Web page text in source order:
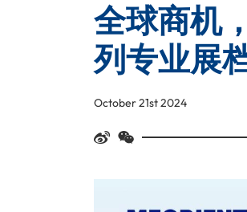
全球商机
列专业展
October 21st 2024